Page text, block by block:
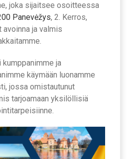
joka sijaitsee osoitteessa
Panevėžys, 2. Kerros,
ja valmis
ja
käymään luonamme
jossa omistautunut
tarjoamaan yksilöllisiä